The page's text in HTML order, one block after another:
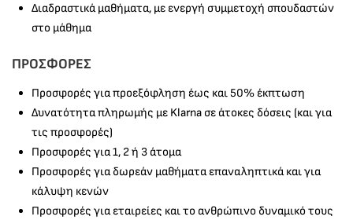
Διαδραστικά μαθήματα, με ενεργή συμμετοχή σπουδαστών
στο μάθημα
ΠΡΟΣΦΟΡΕΣ
Προσφορές για προεξόφληση έως και 50% έκπτωση
Δυνατότητα πληρωμής με Klarna σε άτοκες δόσεις (και για
τις προσφορές)
Προσφορές για 1, 2 ή 3 άτομα
Προσφορές για δωρεάν μαθήματα επαναληπτικά και για
κάλυψη κενών
Προσφορές για εταιρείες και το ανθρώπινο δυναμικό τους